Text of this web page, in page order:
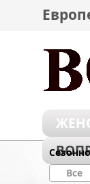
Все